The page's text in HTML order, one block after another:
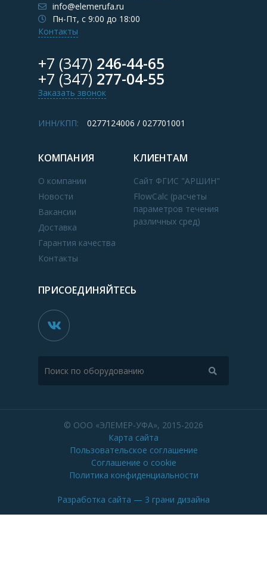
info@elemerufa.ru
Пн-Пт, с 9:00 до 18:00
Контакты
+7 (347) 246-44-65
+7 (347) 277-04-55
Заказать звонок
ИНН/КПП: 0277124006 / 027701001
КОМПАНИЯ
О компании
Новости
Вакансии
Доставка
Гарантия качества
Контакты
КЛИЕНТАМ
Сайт ФГИС "АРШИН"
FlowCalc (расчеты
параметров течения
различных сред)
ПРИСОЕДИНЯЙТЕСЬ
© ООО «ЭЛЕМЕР-УФА», 2015-2026
Карта сайта
Пользовательское соглашение
Соглашение о cookie
Политика конфиденциальности
Разработка сайта — 3 грани дизайна